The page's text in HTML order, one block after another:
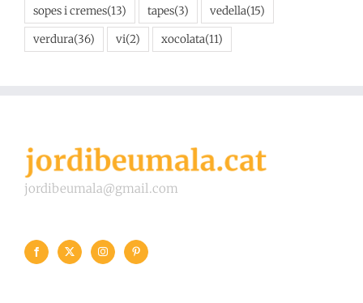
sopes i cremes(13) tapes(3) vedella(15)
verdura(36) vi(2) xocolata(11)
jordibeumala@gmail.com